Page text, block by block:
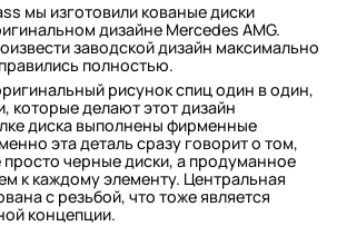
мы изготовили кованые диски
дизайне Mercedes AMG.
заводской дизайн максимально
полностью.
рисунок спиц один в один,
которые делают этот дизайн
диска выполнены фирменные
эта деталь сразу говорит о том,
просто черные диски, а продуманное
к каждому элементу. Центральная
с резьбой, что тоже является
концепции.